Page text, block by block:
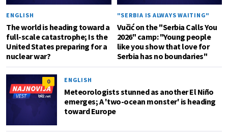
ENGLISH
The world is heading toward a
full-scale catastrophe; Is the
United States preparing for a
nuclear war?
"SERBIA IS ALWAYS WAITING"
Vučić on the "Serbia Calls You
2026" camp: "Young people
like you show that love for
Serbia has no boundaries"
0 ENGLISH
Meteorologists stunned as another El Niño
emerges; A 'two-ocean monster' is heading
toward Europe